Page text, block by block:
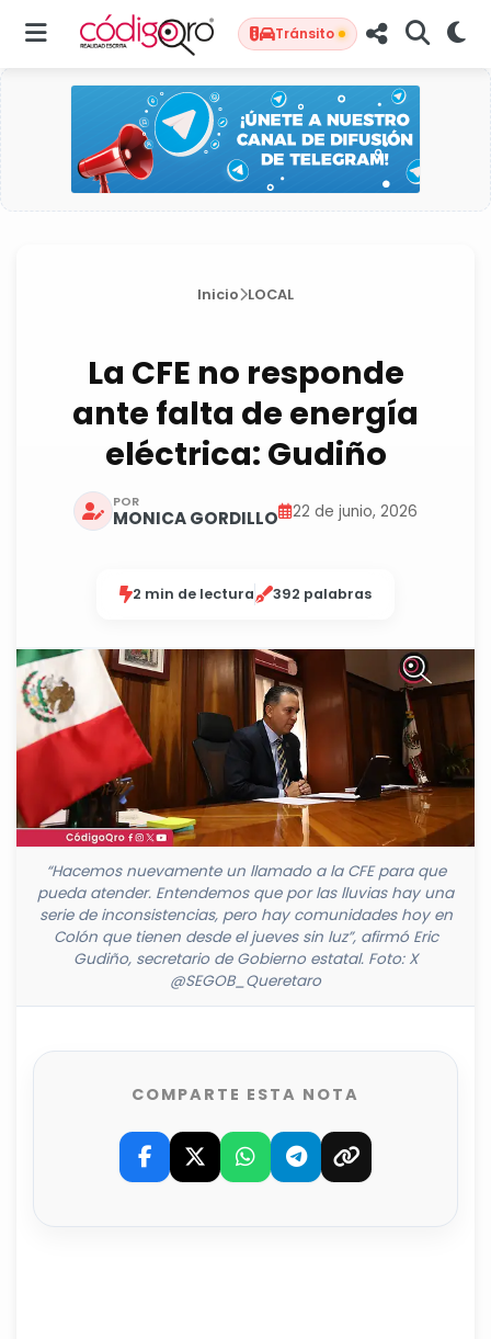
Tránsito
Inicio LOCAL
La CFE no responde
ante falta de energía
eléctrica: Gudiño
POR
MONICA GORDILLO 22 de junio, 2026
2 min de lectura 392 palabras
“Hacemos nuevamente un llamado a la CFE para que
pueda atender. Entendemos que por las lluvias hay una
serie de inconsistencias, pero hay comunidades hoy en
Colón que tienen desde el jueves sin luz”, afirmó Eric
Gudiño, secretario de Gobierno estatal. Foto: X
@SEGOB_Queretaro
COMPARTE ESTA NOTA